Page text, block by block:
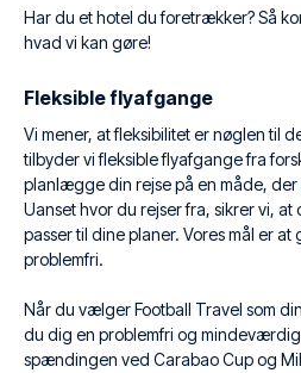
Har du et hotel du foretrækker? Så
hvad vi kan gøre!
Fleksible flyafgange
Vi mener, at fleksibilitet er nøglen til
tilbyder vi fleksible flyafgange fra
planlægge din rejse på en måde, der
Uanset hvor du rejser fra, sikrer vi, at
passer til dine planer. Vores mål er
problemfri.
Når du vælger Football Travel som
du dig en problemfri og
spændingen ved Carabao Cup og